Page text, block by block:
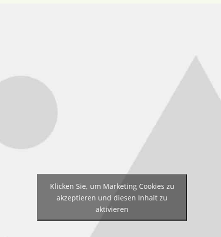
Klicken Sie, um Marketing Cookies zu
akzeptieren und diesen Inhalt zu
aktivieren